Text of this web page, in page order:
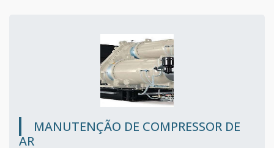
MANUTENÇÃO DE COMPRESSOR DE
AR